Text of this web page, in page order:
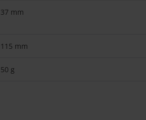
37 mm
115 mm
50 g